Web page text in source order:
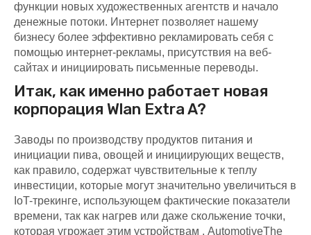
функции новых художественных агентств и начало
денежные потоки. Интернет позволяет нашему
бизнесу более эффективно рекламировать себя с
помощью интернет-рекламы, присутствия на веб-
сайтах и ​​инициировать письменные переводы.
Итак, как именно работает новая
корпорация Wlan Extra A?
Заводы по производству продуктов питания и
инициации пива, овощей и инициирующих веществ,
как правило, содержат чувствительные к теплу
инвестиции, которые могут значительно увеличиться в
IoT-трекинге, использующем фактические показатели
времени, так как нагрев или даже скольжение точки,
которая угрожает этим устройствам . AutomotiveThe